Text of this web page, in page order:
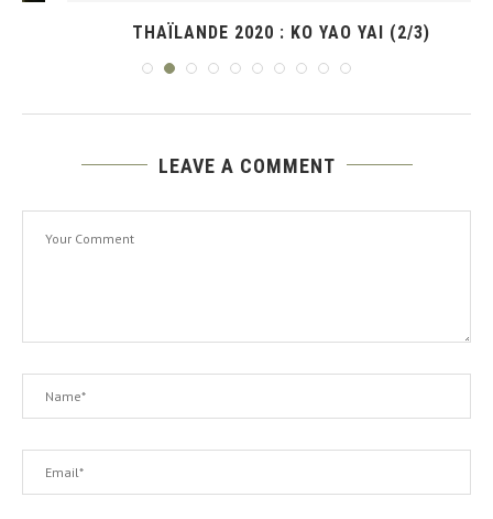
THAÏLANDE 2020 : KO YAO YAI (2/3)
LEAVE A COMMENT